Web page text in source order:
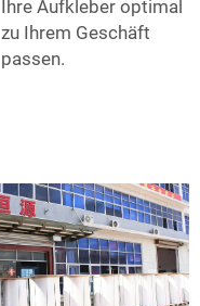
Ihre Aufkleber optimal
zu Ihrem Geschäft
passen.